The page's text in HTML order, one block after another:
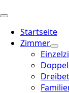
Startseite
Zimmer